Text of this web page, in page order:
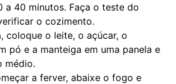
a 40 minutos. Faça o teste do
o cozimento.
coloque o leite, o açúcar, o
pó e a manteiga em uma panela e
médio.
a ferver, abaixe o fogo e